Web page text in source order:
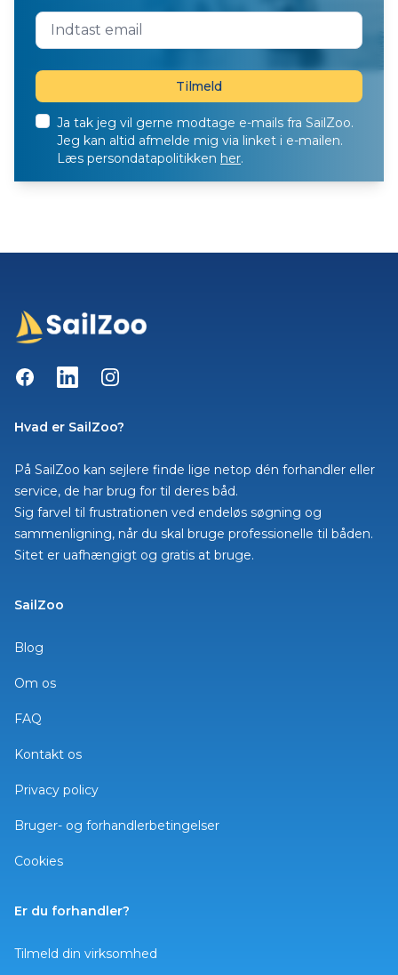
Ja tak jeg vil gerne modtage e-mails fra SailZoo.
Jeg kan altid afmelde mig via linket i e-mailen.
Læs persondatapolitikken her.
FacebookLinkedInInstagram
Hvad er SailZoo?
På SailZoo kan sejlere finde lige netop dén forhandler eller
service, de har brug for til deres båd.
Sig farvel til frustrationen ved endeløs søgning og
sammenligning, når du skal bruge professionelle til båden.
Sitet er uafhængigt og gratis at bruge.
SailZoo
Blog
Om os
FAQ
Kontakt os
Privacy policy
Bruger- og forhandlerbetingelser
Cookies
Er du forhandler?
Tilmeld din virksomhed